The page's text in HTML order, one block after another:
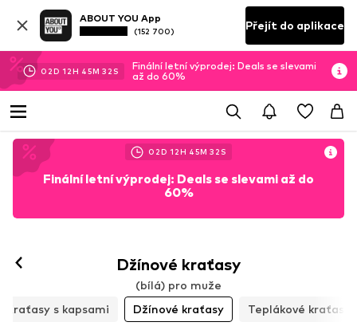
ABOUT YOU App
(152 700) Přejít do aplikace
02D 12H 45M 29 S
Finální letní výprodej: Deals se slevami
až do 60%
02D 12H 45M 29 S
Finální letní výprodej: Deals se slevami až do
60%
Džínové kraťasy
(bílá) pro muže
Kraťasy s kapsami
Džínové kraťasy Teplákové kraťasy